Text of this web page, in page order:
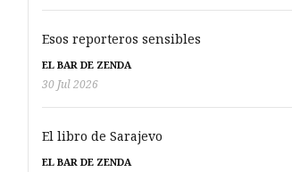
Esos reporteros sensibles
EL BAR DE ZENDA
30 Jul 2026
El libro de Sarajevo
EL BAR DE ZENDA